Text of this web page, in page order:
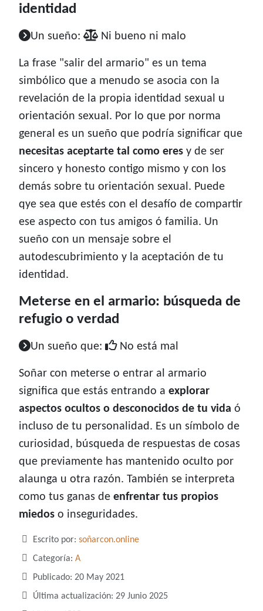
identidad
Un sueño: Ni bueno ni malo
La frase "salir del armario" es un tema
simbólico que a menudo se asocia con la
revelación de la propia identidad sexual u
orientación sexual. Por lo que por norma
general es un sueño que podría significar que
necesitas aceptarte tal como eres y de ser
sincero y honesto contigo mismo y con los
demás sobre tu orientación sexual. Puede
qye sea que estés con el desafío de compartir
ese aspecto con tus amigos ó familia. Un
sueño con un mensaje sobre el
autodescubrimiento y la aceptación de tu
identidad.
Meterse en el armario: búsqueda de
refugio o verdad
Un sueño que: No está mal
Soñar con meterse o entrar al armario
significa que estás entrando a explorar
aspectos ocultos o desconocidos de tu vida ó
incluso de tu personalidad. Es un símbolo de
curiosidad, búsqueda de respuestas de cosas
que previamente has mantenido oculto por
alaunga u otra razón. También se interpreta
como tus ganas de enfrentar tus propios
miedos o inseguridades.
Detalles
Escrito por: soñarcon.online
Categoría: A
Publicado: 20 May 2021
Última actualización: 29 Junio 2025